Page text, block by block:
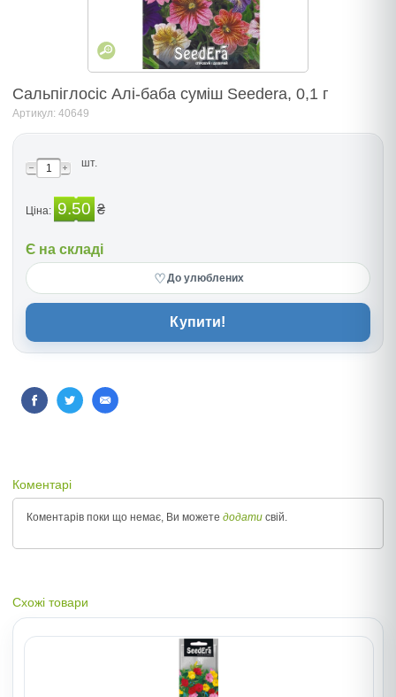
Сальпіглосіс Алі-баба суміш Seedera, 0,1 г
Артикул: 40649
шт.
Ціна: 9.50 ₴
Є на складі
♡До улюблених
Купити!
Коментарі
Коментарів поки що немає, Ви можете додати свій.
Схожі товари